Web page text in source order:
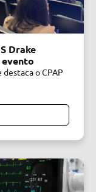
Drake
evento
destaca o CPAP